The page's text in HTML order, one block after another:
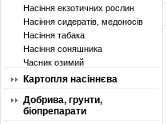
Насіння екзотичних рослин
Насіння сидератів, медоносів
Насіння табака
Насіння соняшника
Часник озимий
Картопля насіннєва
Добрива, грунти,
біопрепарати